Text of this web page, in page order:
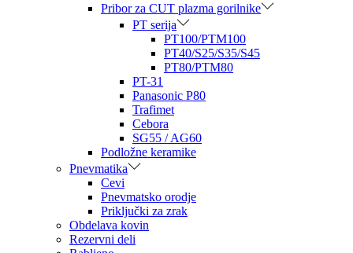
Pribor za CUT plazma gorilnike
PT serija
PT100/PTM100
PT40/S25/S35/S45
PT80/PTM80
PT-31
Panasonic P80
Trafimet
Cebora
SG55 / AG60
Podložne keramike
Pnevmatika
Cevi
Pnevmatsko orodje
Priključki za zrak
Obdelava kovin
Rezervni deli